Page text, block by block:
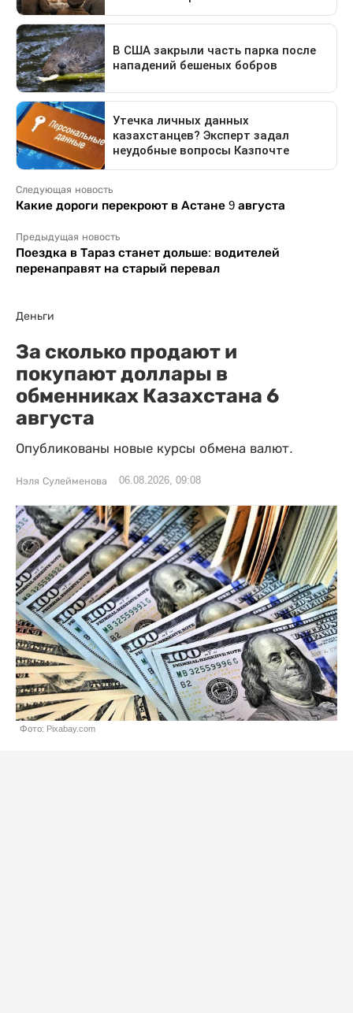
Следующая новость
Какие дороги перекроют в Астане 9 августа
Предыдущая новость
Поездка в Тараз станет дольше: водителей
перенаправят на старый перевал
Деньги
За сколько продают и
покупают доллары в
обменниках Казахстана 6
августа
Опубликованы новые курсы обмена валют.
Нэля Сулейменова 06.08.2026, 09:08
Фото: Pixabay.com